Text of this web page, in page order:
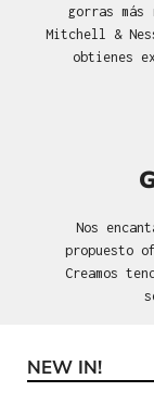
gorras más
Mitchell &
obtienes
Nos
propuesto
Creamos
Omitir la galería
NEW IN!